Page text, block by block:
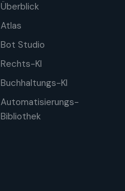
Überblick
Atlas
Bot Studio
Rechts-KI
Buchhaltungs-KI
Automatisierungs-
Bibliothek